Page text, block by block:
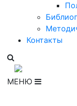
Контакты
МЕНЮ